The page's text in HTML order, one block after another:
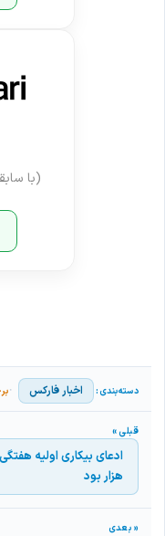
(با
اخبار فارکس
هزار بود